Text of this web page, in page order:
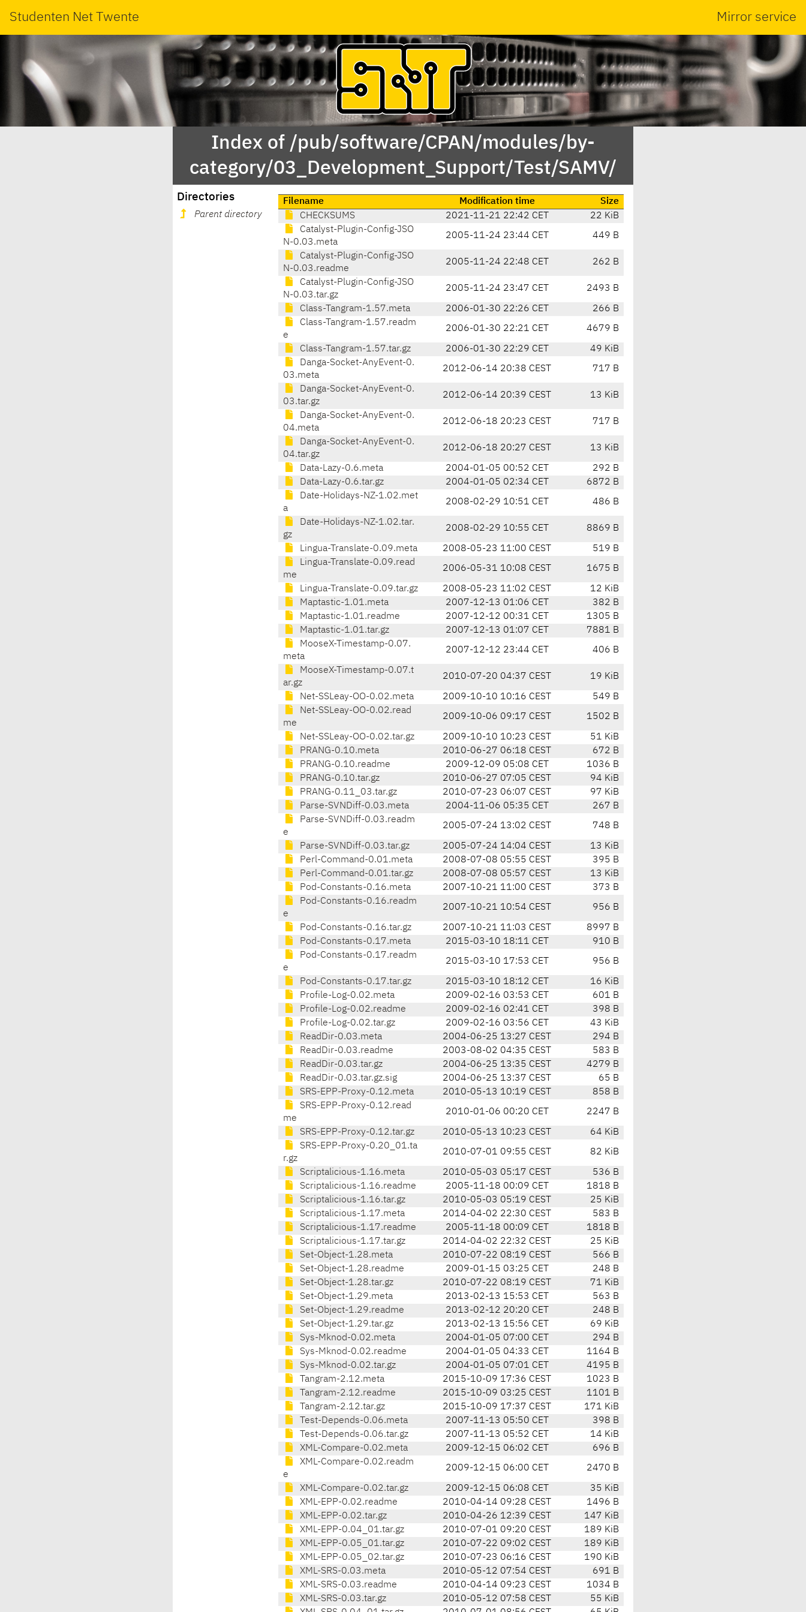
Studenten Net Twente Mirror service
Index of /pub/software/CPAN/modules/by-
category/03_Development_Support/Test/SAMV/
Directories
Parent directory
Filename Modification time
Size
CHECKSUMS
2021-11-21 22:42 CET
22 KiB
Catalyst-Plugin-Config-JSO
N-0.03.meta
2005-11-24 23:44 CET 449 B
Catalyst-Plugin-Config-JSO
N-0.03.readme
2005-11-24 22:48 CET 262 B
Catalyst-Plugin-Config-JSO
N-0.03.tar.gz
2005-11-24 23:47 CET 2493 B
Class-Tangram-1.57.meta 2006-01-30 22:26 CET
266 B
Class-Tangram-1.57.readm
e
2006-01-30 22:21 CET 4679 B
Class-Tangram-1.57.tar.gz 2006-01-30 22:29 CET
49 KiB
Danga-Socket-AnyEvent-0.
03.meta
2012-06-14 20:38 CEST 717 B
Danga-Socket-AnyEvent-0.
03.tar.gz
2012-06-14 20:39 CEST 13 KiB
Danga-Socket-AnyEvent-0.
04.meta
2012-06-18 20:23 CEST 717 B
Danga-Socket-AnyEvent-0.
04.tar.gz
2012-06-18 20:27 CEST 13 KiB
Data-Lazy-0.6.meta 2004-01-05 00:52 CET
292 B
Data-Lazy-0.6.tar.gz
2004-01-05 02:34 CET
6872 B
Date-Holidays-NZ-1.02.met
a
2008-02-29 10:51 CET 486 B
Date-Holidays-NZ-1.02.tar.
gz
2008-02-29 10:55 CET 8869 B
Lingua-Translate-0.09.meta 2008-05-23 11:00 CEST
519 B
Lingua-Translate-0.09.read
me
2006-05-31 10:08 CEST 1675 B
Lingua-Translate-0.09.tar.gz 2008-05-23 11:02 CEST
12 KiB
Maptastic-1.01.meta
2007-12-13 01:06 CET
382 B
Maptastic-1.01.readme
2007-12-12 00:31 CET
1305 B
Maptastic-1.01.tar.gz
2007-12-13 01:07 CET
7881 B
MooseX-Timestamp-0.07.
meta
2007-12-12 23:44 CET 406 B
MooseX-Timestamp-0.07.t
ar.gz
2010-07-20 04:37 CEST 19 KiB
Net-SSLeay-OO-0.02.meta 2009-10-10 10:16 CEST
549 B
Net-SSLeay-OO-0.02.read
me
2009-10-06 09:17 CEST 1502 B
Net-SSLeay-OO-0.02.tar.gz 2009-10-10 10:23 CEST
51 KiB
PRANG-0.10.meta
2010-06-27 06:18 CEST
672 B
PRANG-0.10.readme
2009-12-09 05:08 CET
1036 B
PRANG-0.10.tar.gz
2010-06-27 07:05 CEST
94 KiB
PRANG-0.11_03.tar.gz
2010-07-23 06:07 CEST
97 KiB
Parse-SVNDiff-0.03.meta
2004-11-06 05:35 CET
267 B
Parse-SVNDiff-0.03.readm
e
2005-07-24 13:02 CEST 748 B
Parse-SVNDiff-0.03.tar.gz 2005-07-24 14:04 CEST
13 KiB
Perl-Command-0.01.meta
2008-07-08 05:55 CEST
395 B
Perl-Command-0.01.tar.gz
2008-07-08 05:57 CEST
13 KiB
Pod-Constants-0.16.meta
2007-10-21 11:00 CEST
373 B
Pod-Constants-0.16.readm
e
2007-10-21 10:54 CEST 956 B
Pod-Constants-0.16.tar.gz 2007-10-21 11:03 CEST
8997 B
Pod-Constants-0.17.meta
2015-03-10 18:11 CET
910 B
Pod-Constants-0.17.readm
e
2015-03-10 17:53 CET 956 B
Pod-Constants-0.17.tar.gz 2015-03-10 18:12 CET
16 KiB
Profile-Log-0.02.meta
2009-02-16 03:53 CET
601 B
Profile-Log-0.02.readme
2009-02-16 02:41 CET
398 B
Profile-Log-0.02.tar.gz
2009-02-16 03:56 CET
43 KiB
ReadDir-0.03.meta
2004-06-25 13:27 CEST
294 B
ReadDir-0.03.readme
2003-08-02 04:35 CEST
583 B
ReadDir-0.03.tar.gz
2004-06-25 13:35 CEST
4279 B
ReadDir-0.03.tar.gz.sig
2004-06-25 13:37 CEST
65 B
SRS-EPP-Proxy-0.12.meta
2010-05-13 10:19 CEST
858 B
SRS-EPP-Proxy-0.12.read
me
2010-01-06 00:20 CET 2247 B
SRS-EPP-Proxy-0.12.tar.gz 2010-05-13 10:23 CEST
64 KiB
SRS-EPP-Proxy-0.20_01.ta
r.gz
2010-07-01 09:55 CEST 82 KiB
Scriptalicious-1.16.meta 2010-05-03 05:17 CEST
536 B
Scriptalicious-1.16.readme
2005-11-18 00:09 CET
1818 B
Scriptalicious-1.16.tar.gz
2010-05-03 05:19 CEST
25 KiB
Scriptalicious-1.17.meta
2014-04-02 22:30 CEST
583 B
Scriptalicious-1.17.readme
2005-11-18 00:09 CET
1818 B
Scriptalicious-1.17.tar.gz
2014-04-02 22:32 CEST
25 KiB
Set-Object-1.28.meta
2010-07-22 08:19 CEST
566 B
Set-Object-1.28.readme
2009-01-15 03:25 CET
248 B
Set-Object-1.28.tar.gz
2010-07-22 08:19 CEST
71 KiB
Set-Object-1.29.meta
2013-02-13 15:53 CET
563 B
Set-Object-1.29.readme
2013-02-12 20:20 CET
248 B
Set-Object-1.29.tar.gz
2013-02-13 15:56 CET
69 KiB
Sys-Mknod-0.02.meta
2004-01-05 07:00 CET
294 B
Sys-Mknod-0.02.readme
2004-01-05 04:33 CET
1164 B
Sys-Mknod-0.02.tar.gz
2004-01-05 07:01 CET
4195 B
Tangram-2.12.meta
2015-10-09 17:36 CEST
1023 B
Tangram-2.12.readme
2015-10-09 03:25 CEST
1101 B
Tangram-2.12.tar.gz
2015-10-09 17:37 CEST
171 KiB
Test-Depends-0.06.meta
2007-11-13 05:50 CET
398 B
Test-Depends-0.06.tar.gz
2007-11-13 05:52 CET
14 KiB
XML-Compare-0.02.meta
2009-12-15 06:02 CET
696 B
XML-Compare-0.02.readm
e
2009-12-15 06:00 CET 2470 B
XML-Compare-0.02.tar.gz 2009-12-15 06:08 CET
35 KiB
XML-EPP-0.02.readme
2010-04-14 09:28 CEST
1496 B
XML-EPP-0.02.tar.gz
2010-04-26 12:39 CEST
147 KiB
XML-EPP-0.04_01.tar.gz
2010-07-01 09:20 CEST
189 KiB
XML-EPP-0.05_01.tar.gz
2010-07-22 09:02 CEST
189 KiB
XML-EPP-0.05_02.tar.gz
2010-07-23 06:16 CEST
190 KiB
XML-SRS-0.03.meta
2010-05-12 07:54 CEST
691 B
XML-SRS-0.03.readme
2010-04-14 09:23 CEST
1034 B
XML-SRS-0.03.tar.gz
2010-05-12 07:58 CEST
55 KiB